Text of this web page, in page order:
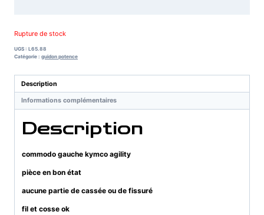
Rupture de stock
UGS : L65.88
Catégorie : guidon potence
Description
Informations complémentaires
Description
commodo gauche kymco agility
pièce en bon état
aucune partie de cassée ou de fissuré
fil et cosse ok